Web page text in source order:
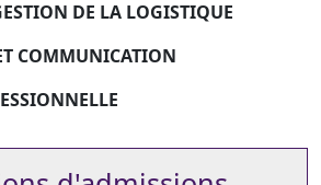
DE LA LOGISTIQUE
COMMUNICATION